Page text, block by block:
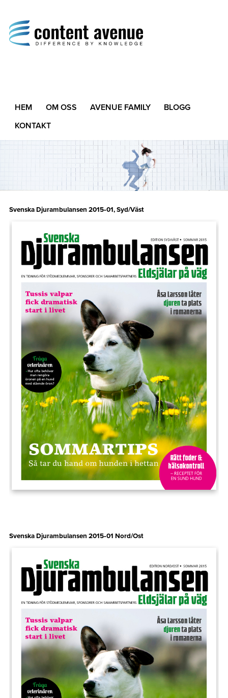
Difference by Knowledge
HEM OM OSS AVENUE FAMILY
BLOGG
KONTAKT
Svenska Djurambulansen 2015‑01, Syd/Väst
Svenska Djurambulansen 2015‑01 Nord/Ost